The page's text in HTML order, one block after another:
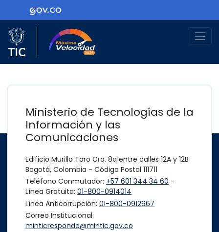
Ir al contenido principalLogo Gobierno de Colombia
Logo del Ministerio TIC
Ministerio de Tecnologías de la
Información y las
Comunicaciones
Edificio Murillo Toro Cra. 8a entre calles 12A y 12B
Bogotá, Colombia - Código Postal 111711
Teléfono Conmutador: +57 601 344 34 60 -
Línea Gratuita: 01-800-0914014
Línea Anticorrupción: 01-800-0912667
Correo Institucional:
minticresponde@mintic.gov.co